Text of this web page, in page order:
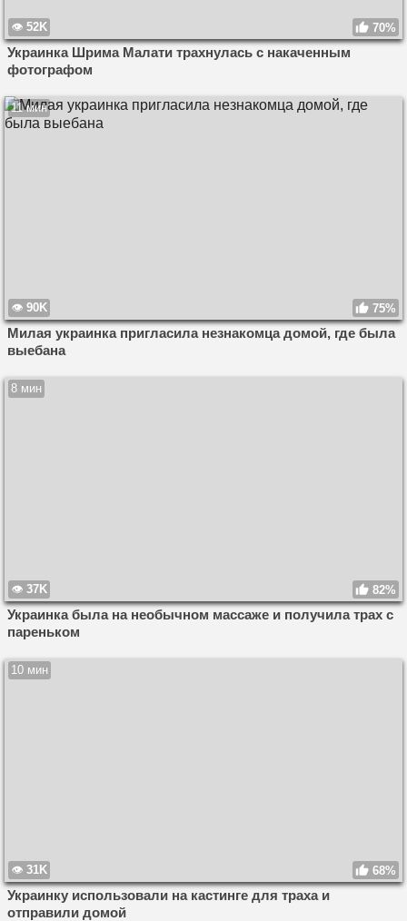
52K 70%
Украинка Шрима Малати трахнулась с накаченным
фотографом
11 мин
90K 75%
Милая украинка пригласила незнакомца домой, где была
выебана
8 мин
37K 82%
Украинка была на необычном массаже и получила трах с
пареньком
10 мин
31K 68%
Украинку использовали на кастинге для траха и
отправили домой